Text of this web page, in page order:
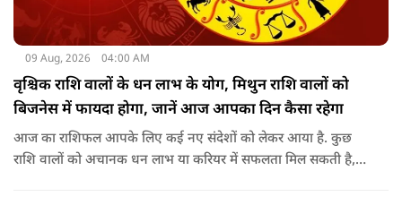
09 Aug, 2026 04:00 AM
वृश्चिक राशि वालों के धन लाभ के योग, मिथुन राशि वालों को
बिजनेस में फायदा होगा, जानें आज आपका दिन कैसा रहेगा
आज का राशिफल आपके लिए कई नए संदेशों को लेकर आया है. कुछ
राशि वालों को अचानक धन लाभ या करियर में सफलता मिल सकती है,